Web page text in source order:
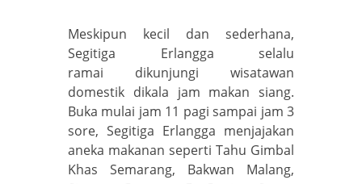
Meskipun kecil dan sederhana,
Segitiga Erlangga selalu
ramai dikunjungi wisatawan
domestik dikala jam makan siang.
Buka mulai jam 11 pagi sampai jam 3
sore, Segitiga Erlangga menjajakan
aneka makanan seperti Tahu Gimbal
Khas Semarang, Bakwan Malang,